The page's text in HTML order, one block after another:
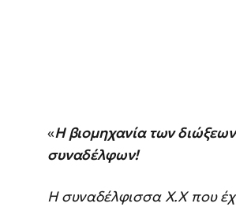
«Η βιομηχανία των
συναδέλφων!
Η συναδέλφισσα Χ.Χ που